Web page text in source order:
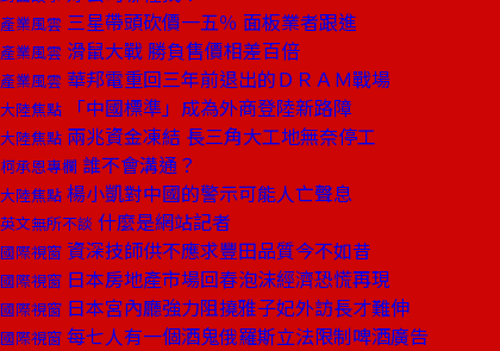
產業風雲 三星帶頭砍價一五％ 面板業者跟進
產業風雲 滑鼠大戰 勝負售價相差百倍
產業風雲 華邦電重回三年前退出的ＤＲＡＭ戰場
大陸焦點 「中國標準」成為外商登陸新路障
大陸焦點 兩兆資金凍結 長三角大工地無奈停工
柯承恩專欄 誰不會溝通？
大陸焦點 楊小凱對中國的警示可能人亡聲息
英文無所不談 什麼是網站記者
國際視窗 資深技師供不應求豐田品質今不如昔
國際視窗 日本房地產市場回春泡沫經濟恐慌再現
國際視窗 日本宮內廳強力阻撓雅子妃外訪長才難伸
國際視窗 每七人有一個酒鬼俄羅斯立法限制啤酒廣告